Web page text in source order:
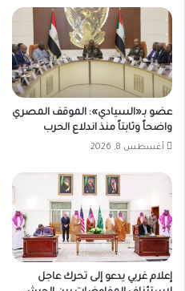
عضو بـ«السيادي»: الموقف المصري
واضحاً وثابتاً منذ اندلاع الحرب
أغسطس 8, 2026
إعلام غربي يدعو إلى تحرك عاجل